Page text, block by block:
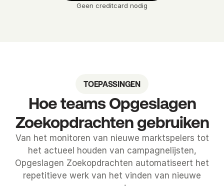
Geen creditcard nodig
TOEPASSINGEN
Hoe teams Opgeslagen
Zoekopdrachten gebruiken
Van het monitoren van nieuwe marktspelers tot
het actueel houden van campagnelijsten,
Opgeslagen Zoekopdrachten automatiseert het
repetitieve werk van het vinden van nieuwe